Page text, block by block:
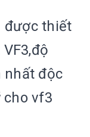
được thiết
ộ
nhất độc
cho vf3